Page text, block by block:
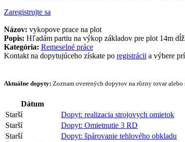
Zaregistrujte sa
Názov: vykopove prace na plot
Popis: Hľadám partiu na výkop základov pre plot 14m
Kategória: Remeselné práce
Kontakt na dopytujúceho získate po registrácii a výbere
Aktuálne dopyty: Zoznam overených dopytov na rôzny tovar
Dátum
Starší
Dopyt: realizacia strojovych omietok
Starší
Dopyt: Omietnutie 3 RD
Starší
Dopyt: špárovanie tehlového obkladu